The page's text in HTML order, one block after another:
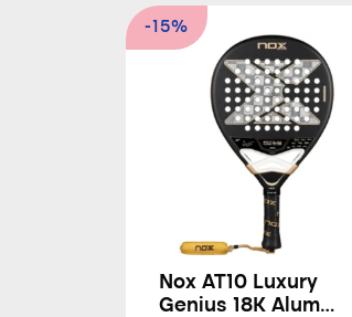
-15%
Nox AT10 Luxury
Genius 18K Alum